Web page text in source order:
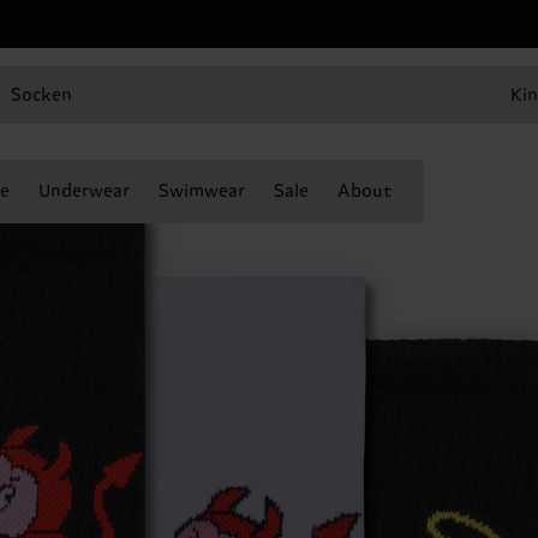
Socken
Underwear Swimwear Sale About